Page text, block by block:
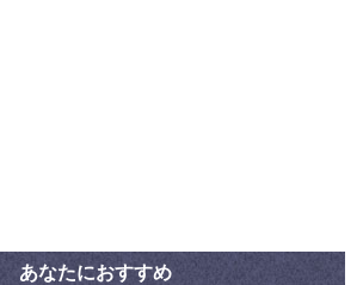
あなたにおすすめ